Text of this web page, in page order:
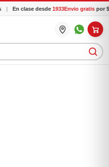
En clase desde1933Envio gratispor